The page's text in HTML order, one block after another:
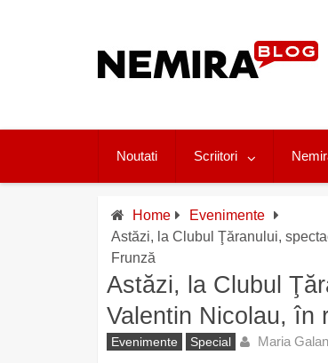
Noutati Scriitori
Home
Evenimente
Astăzi, la Clubul Ţăranului,
Frunză
Astăzi, la Clubul
Valentin Nicolau, în
Evenimente Special Maria Galan